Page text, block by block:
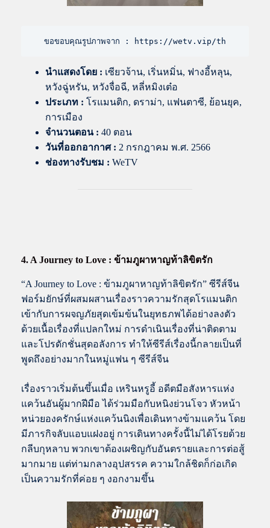
ขอขอบคุณรูปภาพจาก : https://wetv.vip/th
นำแสดงโดย : เซียวจ้าน, เริ่นหมิ่น, ฟางอี้หลุน,
หวังฉู่หรัน, หวังจื่อฉี, หลี่หมิงเต๋อ
ประเภท : โรแมนติก, ดราม่า, แฟนตาซี, ย้อนยุค,
การเมือง
จำนวนตอน : 40 ตอน
วันที่ออกอากาศ : 2 กรกฎาคม พ.ศ. 2566
ช่องทางรับชม : WeTV
4. A Journey to Love : ข้ามภูผาหาญท้าลิขิตรัก
“A Journey to Love : ข้ามภูผาหาญท้าลิขิตรัก” ซีรีส์จีน
ฟอร์มยักษ์ที่ผสมผสานเรื่องราวความรักสุดโรแมนติก
เข้ากับการผจญภัยสุดเข้มข้นในยุทธภพได้อย่างลงตัว
ด้วยเนื้อเรื่องที่แปลกใหม่ การดำเนินเรื่องที่น่าติดตาม
และโปรดักชั่นสุดอลังการ ทำให้ซีรีส์เรื่องนี้กลายเป็นที่
พูดถึงอย่างมากในหมู่แฟน ๆ ซีรีส์จีน
เรื่องราวเริ่มต้นขึ้นเมื่อ เหรินหรูอี้ อดีตมือสังหารแห่ง
แคว้นอันผู้มากฝีมือ ได้ร่วมมือกับหนิงย่วนโจว หัวหน้า
หน่วยองครักษ์แห่งแคว้นนิงเพื่อเดินทางข้ามแคว้น โดย
มีภารกิจลับแอบแฝงอยู่ การเดินทางครั้งนี้ไม่ได้โรยด้วย
กลีบกุหลาบ พวกเขาต้องเผชิญกับอันตรายและการต่อสู้
มากมาย แต่ท่ามกลางอุปสรรค ความใกล้ชิดก็ก่อเกิด
เป็นความรักที่ค่อย ๆ งอกงามขึ้น